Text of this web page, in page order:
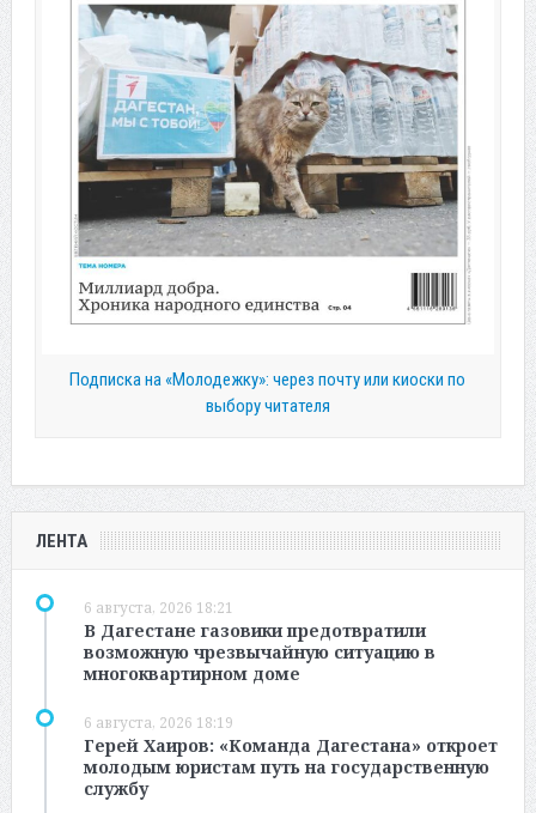
Подписка на «Молодежку»: через почту или киоски по
выбору читателя
ЛЕНТА
6 августа, 2026 18:21
В Дагестане газовики предотвратили
возможную чрезвычайную ситуацию в
многоквартирном доме
6 августа, 2026 18:19
Герей Хаиров: «Команда Дагестана» откроет
молодым юристам путь на государственную
службу